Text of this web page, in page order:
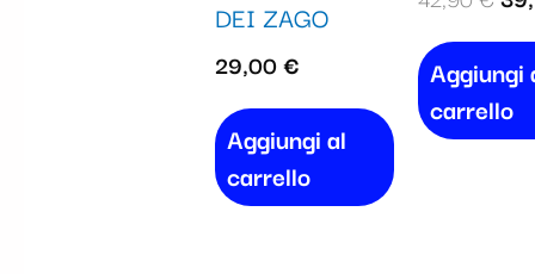
DEI ZAGO
29,00€
Aggiungi al
carrello
Aggiungi
carrello